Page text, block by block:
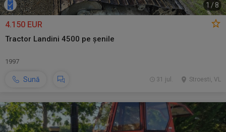
1 /8
4.150 EUR
Tractor Landini 4500 pe șenile
1997
Sună Stroesti, VL
31 jul.